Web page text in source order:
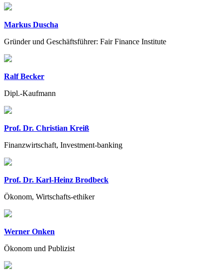
Markus Duscha
Gründer und Geschäftsführer: Fair Finance Institute
Ralf Becker
Dipl.-Kaufmann
Prof. Dr. Christian Kreiß
Finanzwirtschaft, Investment-banking
Prof. Dr. Karl-Heinz Brodbeck
Ökonom, Wirtschafts-ethiker
Werner Onken
Ökonom und Publizist